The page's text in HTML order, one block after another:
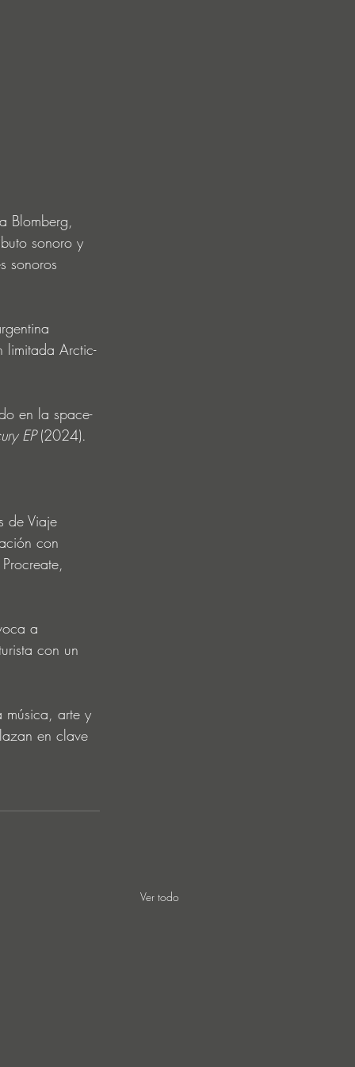
Blomberg,
sonoro y
sonoros
limitada Arctic-
en la space-
EP (2024).
de Viaje
con
a
con un
música, arte y
en clave
Ver todo